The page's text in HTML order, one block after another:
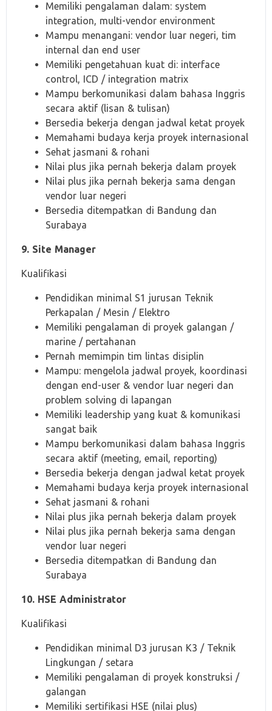
Memiliki pengalaman dalam: system
integration, multi-vendor environment
Mampu menangani: vendor luar negeri, tim
internal dan end user
Memiliki pengetahuan kuat di: interface
control, ICD / integration matrix
Mampu berkomunikasi dalam bahasa Inggris
secara aktif (lisan & tulisan)
Bersedia bekerja dengan jadwal ketat proyek
Memahami budaya kerja proyek internasional
Sehat jasmani & rohani
Nilai plus jika pernah bekerja dalam proyek
Nilai plus jika pernah bekerja sama dengan
vendor luar negeri
Bersedia ditempatkan di Bandung dan
Surabaya
9. Site Manager
Kualifikasi
Pendidikan minimal S1 jurusan Teknik
Perkapalan / Mesin / Elektro
Memiliki pengalaman di proyek galangan /
marine / pertahanan
Pernah memimpin tim lintas disiplin
Mampu: mengelola jadwal proyek, koordinasi
dengan end-user & vendor luar negeri dan
problem solving di lapangan
Memiliki leadership yang kuat & komunikasi
sangat baik
Mampu berkomunikasi dalam bahasa Inggris
secara aktif (meeting, email, reporting)
Bersedia bekerja dengan jadwal ketat proyek
Memahami budaya kerja proyek internasional
Sehat jasmani & rohani
Nilai plus jika pernah bekerja dalam proyek
Nilai plus jika pernah bekerja sama dengan
vendor luar negeri
Bersedia ditempatkan di Bandung dan
Surabaya
10. HSE Administrator
Kualifikasi
Pendidikan minimal D3 jurusan K3 / Teknik
Lingkungan / setara
Memiliki pengalaman di proyek konstruksi /
galangan
Memiliki sertifikasi HSE (nilai plus)